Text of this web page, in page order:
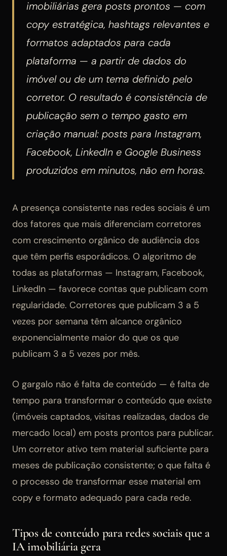
imobiliárias gera posts prontos — com
copy estratégica, hashtags relevantes e
formatos adaptados para cada
plataforma — a partir de dados do
imóvel ou de um tema definido pelo
corretor. O resultado é consistência de
publicação sem o tempo gasto em
criação manual: posts para Instagram,
Facebook, LinkedIn e Google Business
produzidos em minutos, não em horas.
A presença consistente nas redes sociais é um
dos fatores que mais diferenciam corretores
com crescimento orgânico de audiência dos
que têm perfis esporádicos. O algoritmo de
todas as plataformas — Instagram, Facebook,
LinkedIn — favorece contas que publicam com
regularidade. Corretores que publicam 3 a 5
vezes por semana têm alcance orgânico
exponencialmente maior do que os que
publicam 3 a 5 vezes por mês.
O gargalo não é falta de conteúdo — é falta de
tempo para transformar o conteúdo que existe
(imóveis captados, visitas realizadas, dados de
mercado local) em posts prontos para publicar.
Um corretor ativo tem material suficiente para
meses de publicação consistente; o que falta é
o processo de transformar esse material em
copy e formato adequado para cada rede.
Tipos de conteúdo para redes sociais que a
IA imobiliária gera